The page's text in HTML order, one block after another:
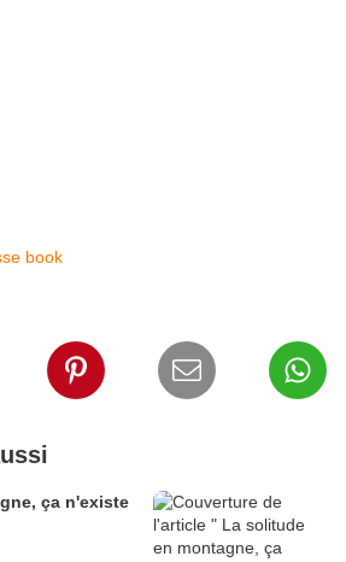
book
ça n'existe